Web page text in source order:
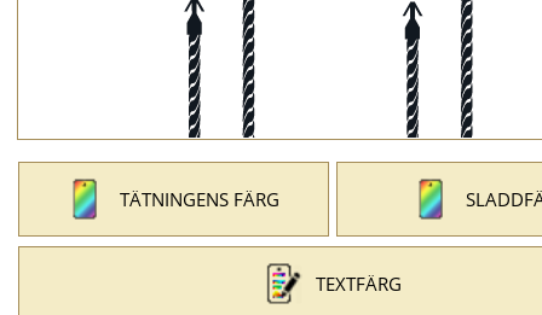
TÄTNINGENS FÄRG
TEXTFÄRG